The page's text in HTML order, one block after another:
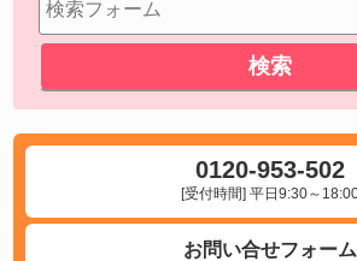
0120-953-502
[受付時間] 平日9:30～
お問い合せフォーム